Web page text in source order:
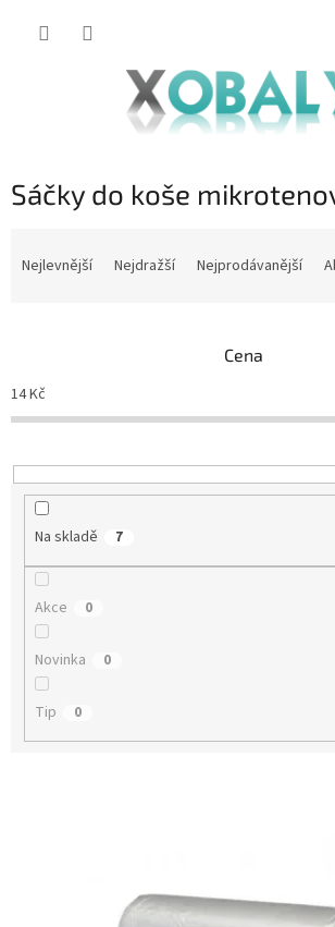
Sáčky do koše
p
r
o
u
Nejlevnější Nejdražší Nejprodávanější
Cena
14Kč
Na skladě 7
Akce 0
Novinka 0
Tip 0